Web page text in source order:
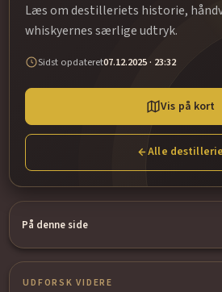
Læs om destilleriets historie,
whiskyernes særlige udtryk.
Sidst opdateret07.12.2025 · 23:32
Vis på kort
Alle
På denne side
UDFORSK VIDERE